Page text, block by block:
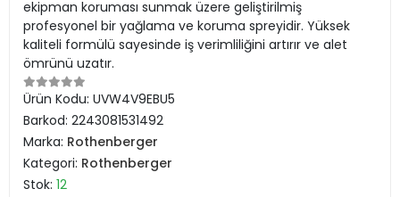
ekipman koruması sunmak üzere geliştirilmiş
profesyonel bir yağlama ve koruma spreyidir. Yüksek
kaliteli formülü sayesinde iş verimliliğini artırır ve alet
ömrünü uzatır.
Ürün Kodu: UVW4V9EBU5
Barkod: 2243081531492
Marka: Rothenberger
Kategori: Rothenberger
Stok: 12